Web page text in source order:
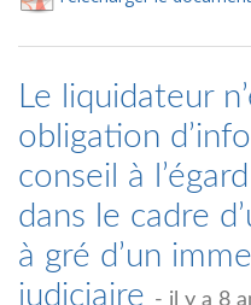
Le liquidateur
obligation
conseil à
dans le cadre
à gré d’un
judiciaire - il y a 8